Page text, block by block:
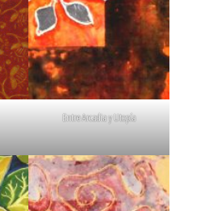
Entre Arcadia y Utopía